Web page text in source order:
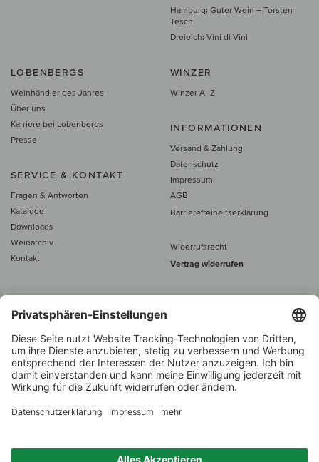
Hamburg: Guter Wein – Torsten
Tesch
Dreieich: Vini di Vini
LOBENBERGS
Weinhändler des Jahres
Über uns
Karriere bei Lobenbergs
Presse
SERVICE & KONTAKT
Fragen & Antworten
Kataloge
Downloads
Weinarchiv
Kontakt
WINZER
Winzer A–Z
INFORMATIONEN
Versand & Zahlung
Datenschutz
Impressum
AGB
Barrierefreiheitserklärung
Widerrufsrecht
Vertrag widerrufen
Alle Preise inkl. MwSt., zzgl. 5 €
60 € versand­kosten­
Beratung unter
1.000 Winzer –
Weinhändler